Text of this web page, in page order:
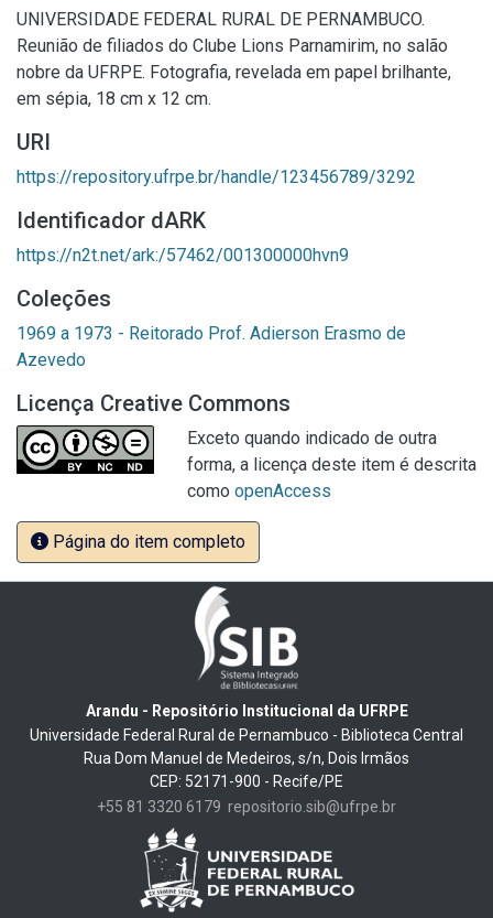
UNIVERSIDADE FEDERAL RURAL DE PERNAMBUCO.
Reunião de filiados do Clube Lions Parnamirim, no salão
nobre da UFRPE. Fotografia, revelada em papel brilhante,
em sépia, 18 cm x 12 cm.
URI
https://repository.ufrpe.br/handle/123456789/3292
Identificador dARK
https://n2t.net/ark:/57462/001300000hvn9
Coleções
1969 a 1973 - Reitorado Prof. Adierson Erasmo de
Azevedo
Licença Creative Commons
Exceto quando indicado de outra
forma, a licença deste item é descrita
como openAccess
Página do item completo
Arandu - Repositório Institucional da UFRPE
Universidade Federal Rural de Pernambuco - Biblioteca Central
Rua Dom Manuel de Medeiros, s/n, Dois Irmãos
CEP: 52171-900 - Recife/PE
+55 81 3320 6179 repositorio.sib@ufrpe.br